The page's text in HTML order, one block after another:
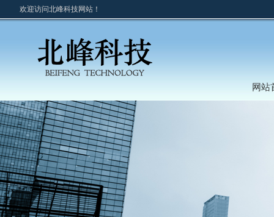
欢迎访问北峰科技网站！
网站